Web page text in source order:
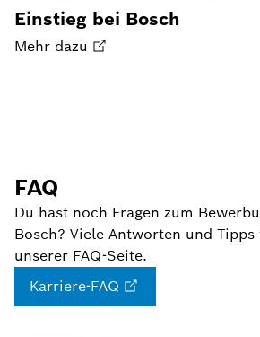
Einstieg bei Bosch
Mehr dazu
FAQ
Du hast noch Fragen zum
Bosch? Viele Antworten und
unserer FAQ-Seite.
Karriere-FAQ